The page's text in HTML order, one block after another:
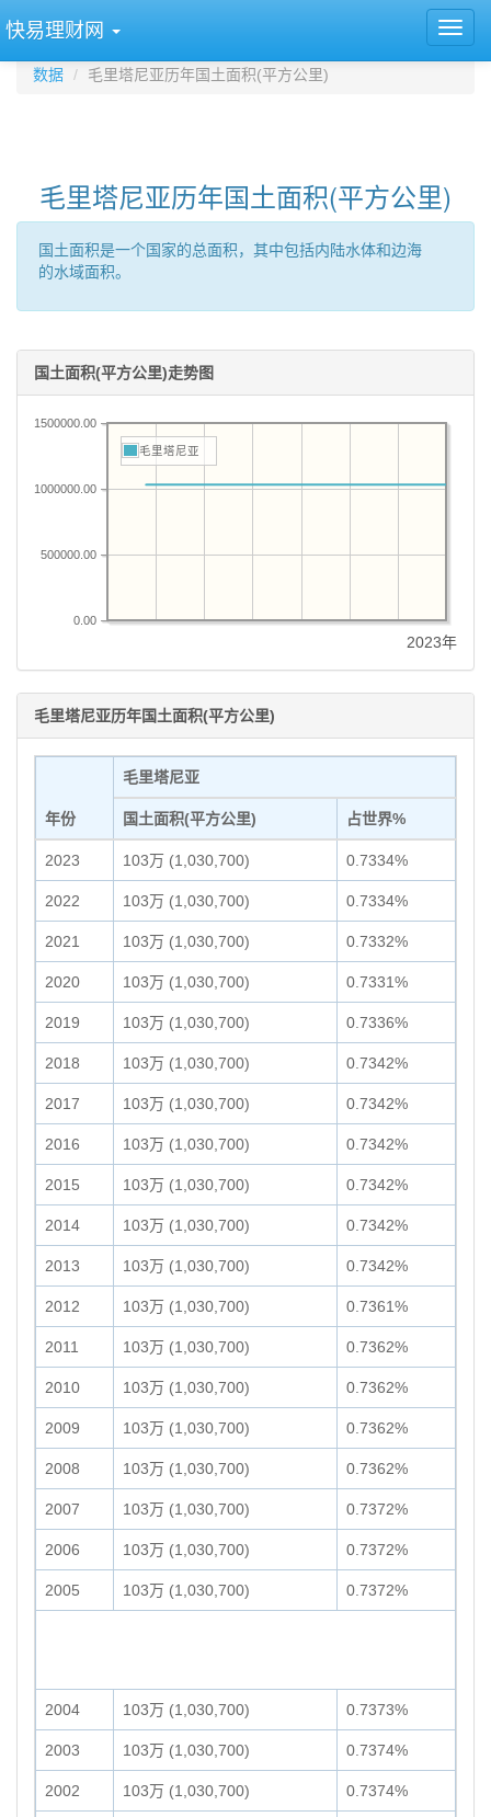
快易理财网
数据 毛里塔尼亚历年国土面积(平方公里)
毛里塔尼亚历年国土面积(平方公里)
国土面积是一个国家的总面积，其中包括内陆水体和边海
的水域面积。
国土面积(平方公里)走势图
0.00
500000.00
1000000.00
1500000.00
毛里塔尼亚
2023年
毛里塔尼亚历年国土面积(平方公里)
年份
毛里塔尼亚
国土面积(平方公里) 占世界%
2023 103万 (1,030,700) 0.7334%
2022 103万 (1,030,700) 0.7334%
2021 103万 (1,030,700) 0.7332%
2020 103万 (1,030,700) 0.7331%
2019 103万 (1,030,700) 0.7336%
2018 103万 (1,030,700) 0.7342%
2017 103万 (1,030,700) 0.7342%
2016 103万 (1,030,700) 0.7342%
2015 103万 (1,030,700) 0.7342%
2014 103万 (1,030,700) 0.7342%
2013 103万 (1,030,700) 0.7342%
2012 103万 (1,030,700) 0.7361%
2011 103万 (1,030,700) 0.7362%
2010 103万 (1,030,700) 0.7362%
2009 103万 (1,030,700) 0.7362%
2008 103万 (1,030,700) 0.7362%
2007 103万 (1,030,700) 0.7372%
2006 103万 (1,030,700) 0.7372%
2005 103万 (1,030,700) 0.7372%
2004 103万 (1,030,700) 0.7373%
2003 103万 (1,030,700) 0.7374%
2002 103万 (1,030,700) 0.7374%